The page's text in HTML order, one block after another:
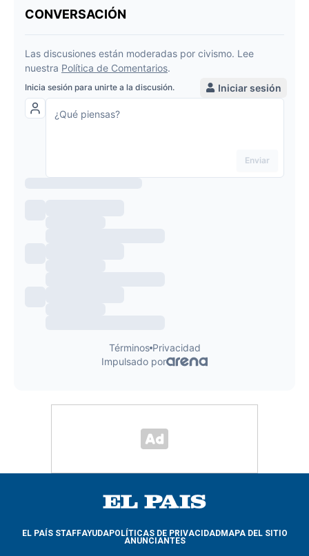
EL PAÍS STAFFAYUDAPOLÍTICAS DE PRIVACIDADMAPA DEL SITIO
ANUNCIANTES